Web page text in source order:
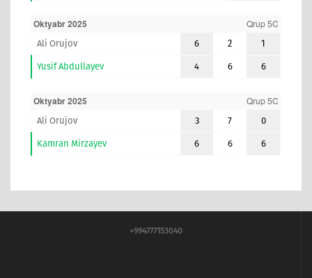
Oktyabr 2025 Qrup 5C
Ali Orujov 6 2 1
Yusif Abdullayev 4 6 6
Oktyabr 2025 Qrup 5C
Ali Orujov 3 7 0
Kamran Mirzayev 6 6 6
+994777153040